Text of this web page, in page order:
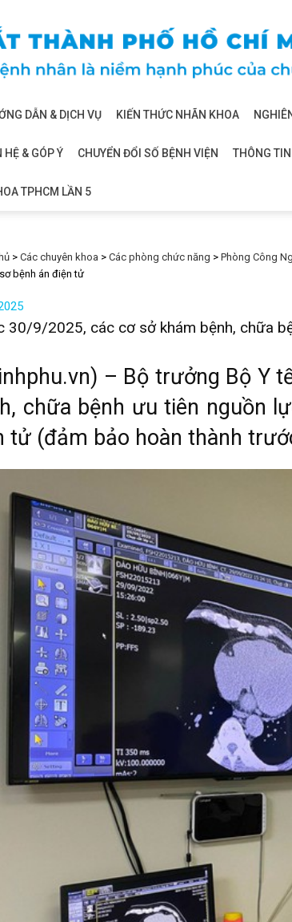
DẪN & DỊCH VỤ KIẾN THỨC NHÃN KHOA
HỆ & GÓP Ý CHUYỂN ĐỔI SỐ BỆNH VIỆN THÔNG
TPHCM LẦN 5
> Các chuyên khoa > Các phòng chức năng > Phòng Công
bệnh án điện tử
30/9/2025, các cơ sở khám bệnh, chữa
– Bộ trưởng Bộ Y
chữa bệnh ưu tiên nguồn
tử (đảm bảo hoàn thành